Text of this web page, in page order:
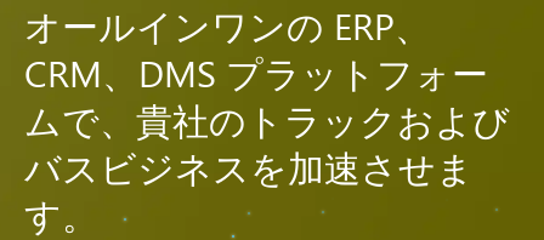
オールインワンの ERP、
CRM、DMS プラットフォー
ムで、貴社のトラックおよび
バスビジネスを加速させま
す。